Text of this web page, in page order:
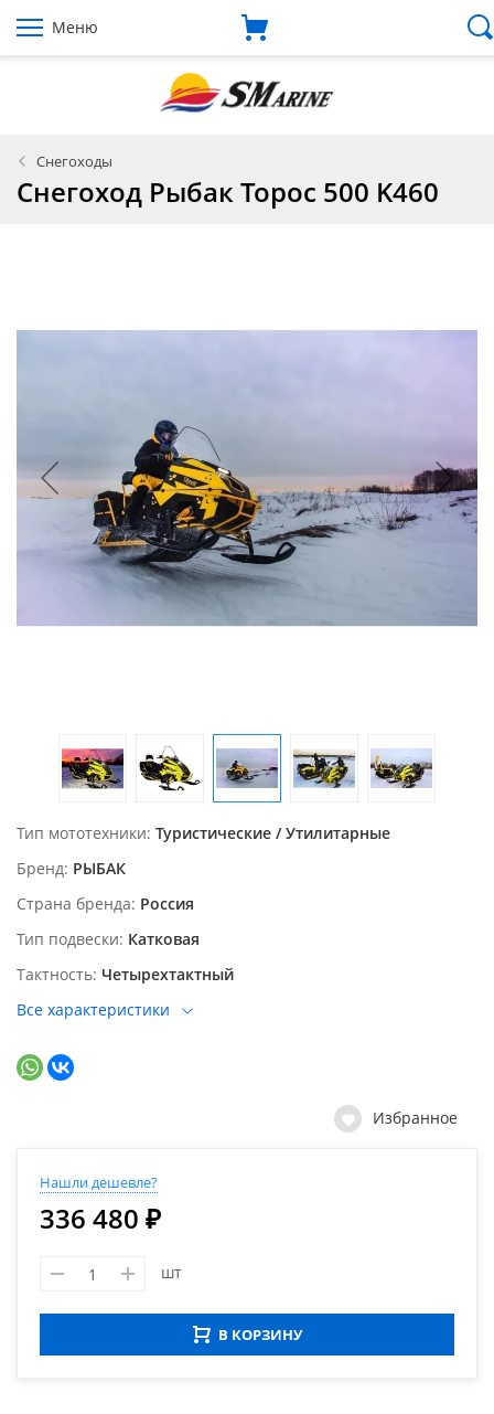
Меню
Снегоходы
Снегоход Рыбак Торос 500 K460
Тип мототехники Туристические / Утилитарные
Бренд РЫБАК
Страна бренда Россия
Тип подвески Катковая
Тактность Четырехтактный
Все характеристики
Избранное
Нашли дешевле?
336 480 ₽
шт
В КОРЗИНУ